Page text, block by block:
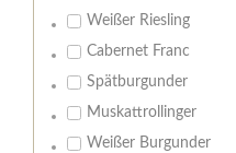
Weißer Riesling
Cabernet Franc
Spätburgunder
Muskattrollinger
Weißer Burgunder